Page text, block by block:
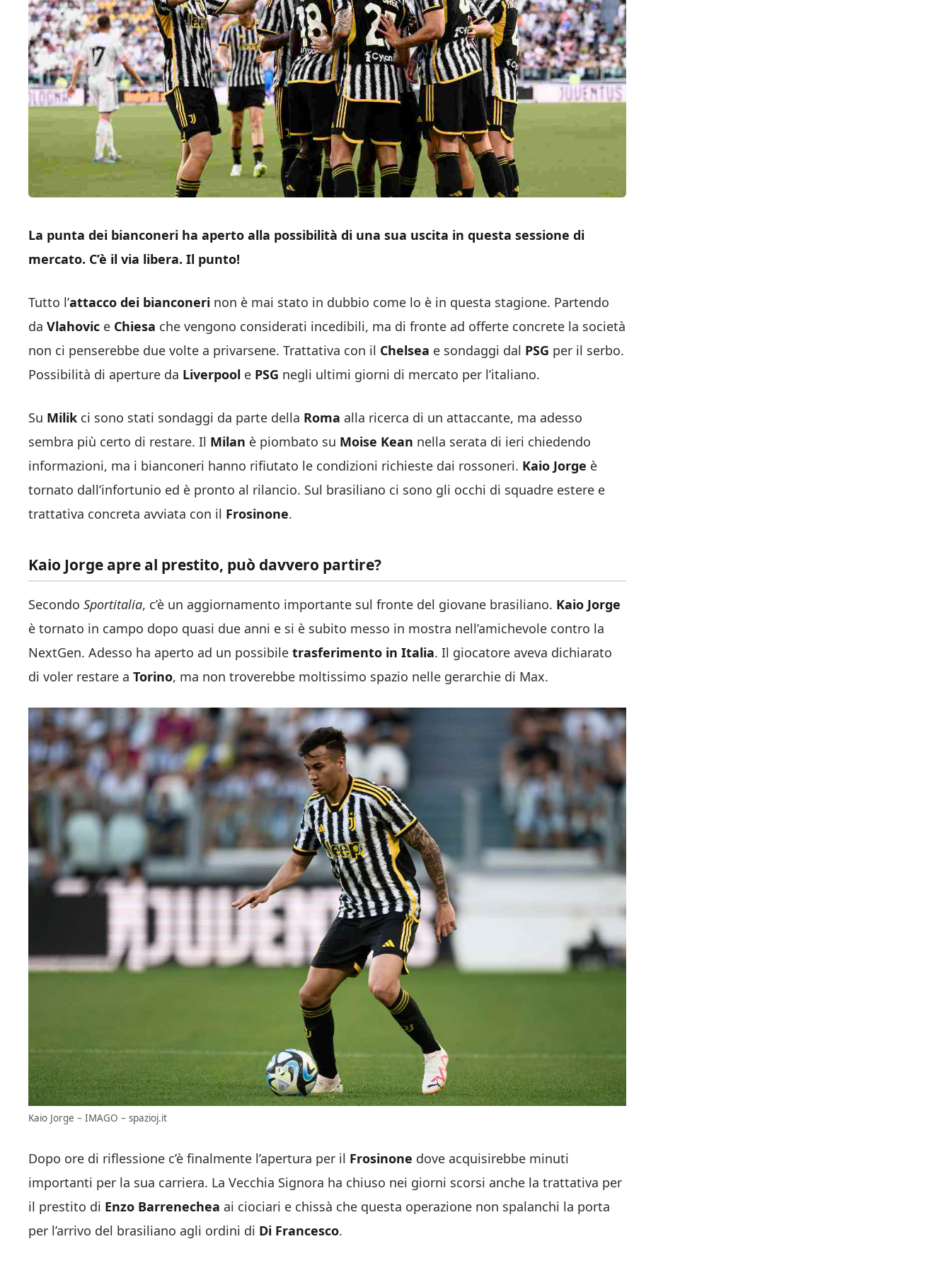
La punta dei bianconeri ha aperto alla possibilità di una sua uscita in questa sessione di
mercato. C’è il via libera. Il punto!
Tutto l’attacco dei bianconeri non è mai stato in dubbio come lo è in questa stagione. Partendo
da Vlahovic e Chiesa che vengono considerati incedibili, ma di fronte ad offerte concrete la società
non ci penserebbe due volte a privarsene. Trattativa con il Chelsea e sondaggi dal PSG per il serbo.
Possibilità di aperture da Liverpool e PSG negli ultimi giorni di mercato per l’italiano.
Su Milik ci sono stati sondaggi da parte della Roma alla ricerca di un attaccante, ma adesso
sembra più certo di restare. Il Milan è piombato su Moise Kean nella serata di ieri chiedendo
informazioni, ma i bianconeri hanno rifiutato le condizioni richieste dai rossoneri. Kaio Jorge è
tornato dall’infortunio ed è pronto al rilancio. Sul brasiliano ci sono gli occhi di squadre estere e
trattativa concreta avviata con il Frosinone.
Kaio Jorge apre al prestito, può davvero partire?
Secondo Sportitalia, c’è un aggiornamento importante sul fronte del giovane brasiliano. Kaio Jorge
è tornato in campo dopo quasi due anni e si è subito messo in mostra nell’amichevole contro la
NextGen. Adesso ha aperto ad un possibile trasferimento in Italia. Il giocatore aveva dichiarato
di voler restare a Torino, ma non troverebbe moltissimo spazio nelle gerarchie di Max.
Kaio Jorge – IMAGO – spazioj.it
Dopo ore di riflessione c’è finalmente l’apertura per il Frosinone dove acquisirebbe minuti
importanti per la sua carriera. La Vecchia Signora ha chiuso nei giorni scorsi anche la trattativa per
il prestito di Enzo Barrenechea ai ciociari e chissà che questa operazione non spalanchi la porta
per l’arrivo del brasiliano agli ordini di Di Francesco.